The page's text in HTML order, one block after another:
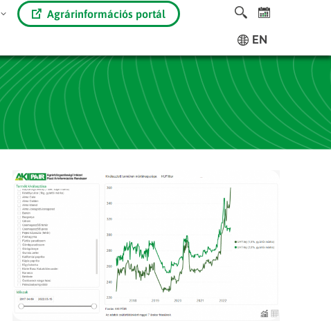
Agrárinformációs portál
EN